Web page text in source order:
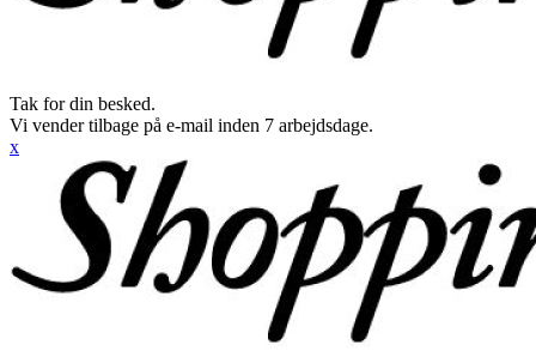
Tak for din besked.
Vi vender tilbage på e-mail inden 7 arbejdsdage.
x